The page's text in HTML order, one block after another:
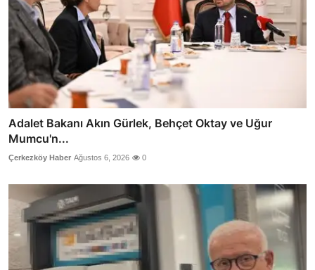
Adalet Bakanı Akın Gürlek, Behçet Oktay ve Uğur
Mumcu'n...
Çerkezköy Haber Ağustos 6, 2026 0